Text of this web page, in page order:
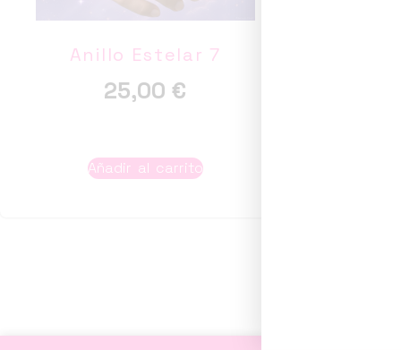
Anillo Estelar 7
25,00 €
Añadir al carrito